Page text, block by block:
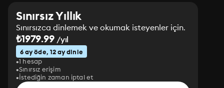
Sınırsız Yıllık
Sınırsızca dinlemek ve okumak isteyenler için.
₺1979.99/yıl
6 ay öde, 12 ay dinle
1 hesap
Sınırsız erişim
İstediğin zaman iptal et